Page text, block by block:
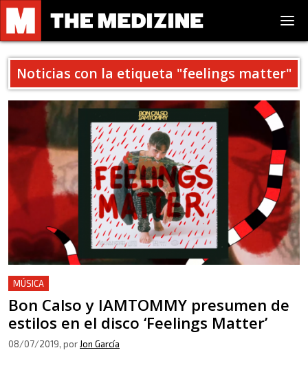
Noticias con la etiqueta "feelings matter"
MÚSICA
Bon Calso y IAMTOMMY presumen de
estilos en el disco ‘Feelings Matter’
08/07/2019, por Jon García